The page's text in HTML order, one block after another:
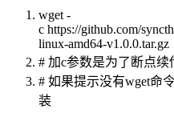
wget -
c https://github.com/
linux-amd64-v1.0.0.tar.gz
# 加c参数是为了断点续
# 如果提示没有wget命
装